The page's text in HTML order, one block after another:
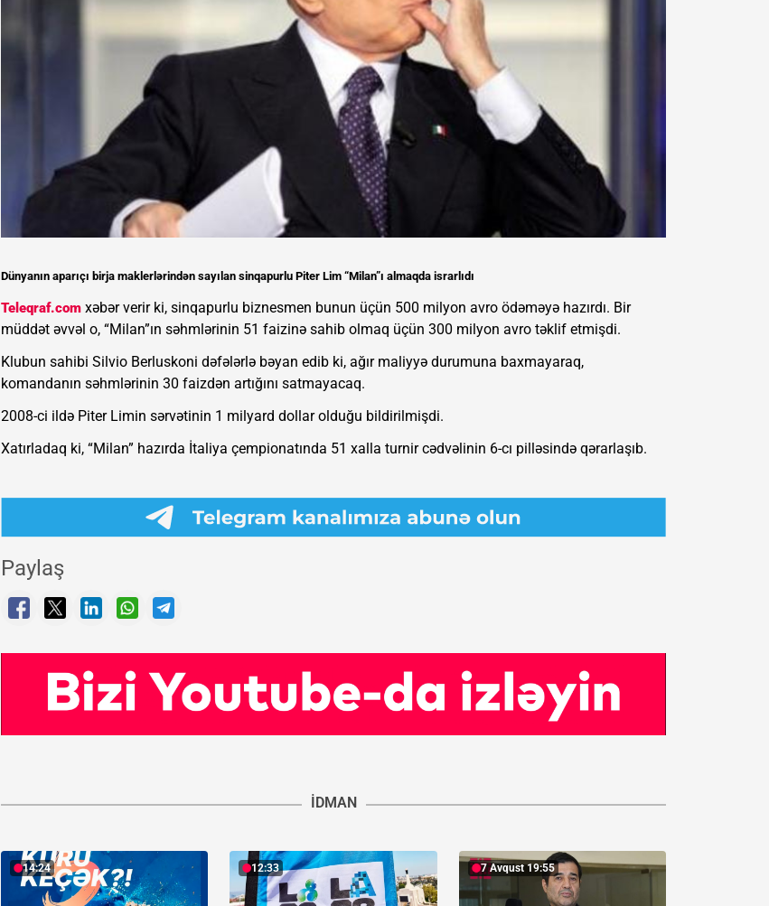
Dünyanın aparıçı birja maklerlərindən sayılan sinqapurlu Piter Lim “Milan”ı almaqda israrlıdı
Teleqraf.com xəbər verir ki, sinqapurlu biznesmen bunun üçün 500 milyon avro ödəməyə hazırdı. Bir
müddət əvvəl o, “Milan”ın səhmlərinin 51 faizinə sahib olmaq üçün 300 milyon avro təklif etmişdi.
Klubun sahibi Silvio Berluskoni dəfələrlə bəyan edib ki, ağır maliyyə durumuna baxmayaraq,
komandanın səhmlərinin 30 faizdən artığını satmayacaq.
2008-ci ildə Piter Limin sərvətinin 1 milyard dollar olduğu bildirilmişdi.
Xatırladaq ki, “Milan” hazırda İtaliya çempionatında 51 xalla turnir cədvəlinin 6-cı pilləsində qərarlaşıb.
Paylaş
İDMAN
14:24 12:33 7 Avqust 19:55